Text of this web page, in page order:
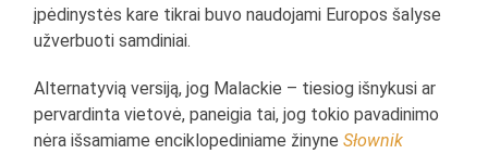
įpėdinystės kare tikrai buvo naudojami Europos šalyse
užverbuoti samdiniai.
Alternatyvią versiją, jog Malackie – tiesiog išnykusi ar
pervardinta vietovė, paneigia tai, jog tokio pavadinimo
nėra išsamiame enciklopediniame žinyneSłownik